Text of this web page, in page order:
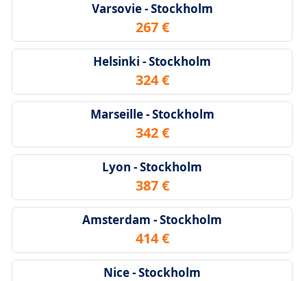
Varsovie - Stockholm
267 €
Helsinki - Stockholm
324 €
Marseille - Stockholm
342 €
Lyon - Stockholm
387 €
Amsterdam - Stockholm
414 €
Nice - Stockholm